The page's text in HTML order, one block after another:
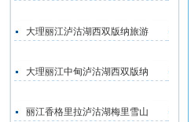
大理丽江泸沽湖西双版纳旅游
大理丽江中甸泸沽湖西双版纳
丽江香格里拉泸沽湖梅里雪山